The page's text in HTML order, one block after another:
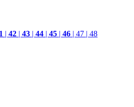
| 42 | 43 | 44 | 45 | 46 | 47 | 48